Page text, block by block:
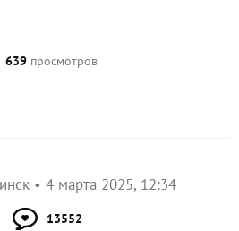
639 просмотров
4 марта 2025, 12:34
13552